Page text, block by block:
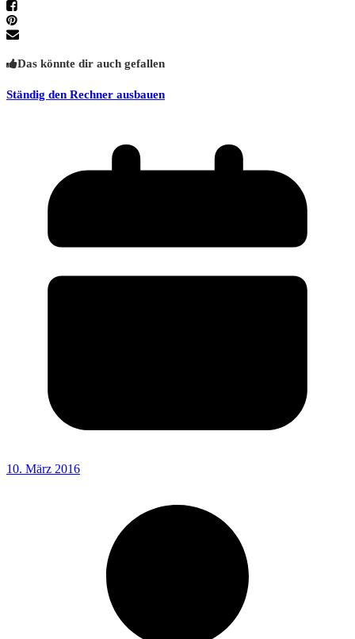
Das könnte dir auch gefallen
Ständig den Rechner ausbauen
10. März 2016